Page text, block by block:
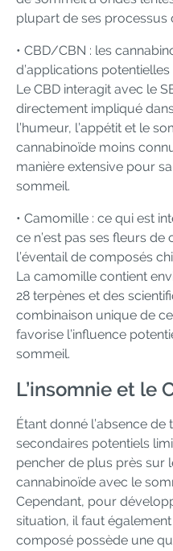
plupart de ses processus
• CBD/CBN : les
d’applications
Le CBD interagit avec le
directement impliqué
l’humeur, l’appétit et le
cannabinoïde moins
manière extensive pour
sommeil.
• Camomille : ce qui est
ce n’est pas ses fleurs
l’éventail de composés
La camomille contient
28 terpènes et des
combinaison unique de
favorise l’influence
sommeil.
L’insomnie et le
Étant donné l’absence de
secondaires potentiels
pencher de plus près sur
cannabinoïde avec le
Cependant, pour
situation, il faut
composé possède une